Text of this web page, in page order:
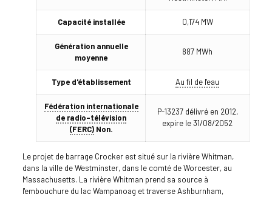
Capacité installée 0,174 MW
Génération annuelle
moyenne
887 MWh
Type d'établissement Au fil de l'eau
Fédération internationale
de radio-télévision
(FERC)Non.
P-13237 délivré en 2012,
expire le 31/08/2052
Le projet de barrage Crocker est situé sur la rivière Whitman,
dans la ville de Westminster, dans le comté de Worcester, au
Massachusetts. La rivière Whitman prend sa source à
l'embouchure du lac Wampanoag et traverse Ashburnham,